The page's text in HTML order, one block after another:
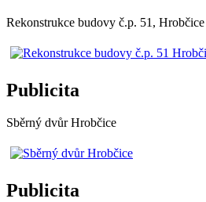
Rekonstrukce budovy č.p. 51,
Publicita
Sběrný dvůr Hrobčice
Publicita